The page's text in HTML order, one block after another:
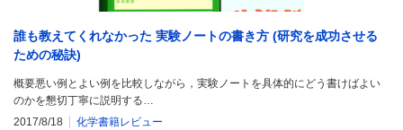
誰も教えてくれなかった 実験ノートの書き方 (研究を成功させる
ための秘訣)
概要悪い例とよい例を比較しながら，実験ノートを具体的にどう書けばよい
のかを懇切丁寧に説明する…
2017/8/18
化学書籍レビュー